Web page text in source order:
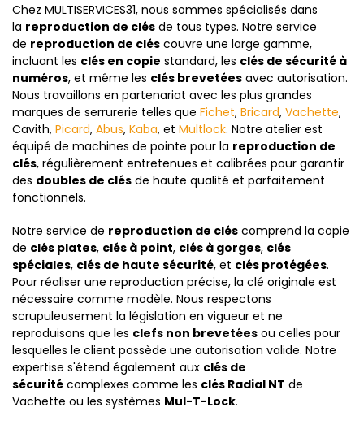
Chez MULTISERVICES31, nous sommes spécialisés dans
la reproduction de clés de tous types. Notre service
de reproduction de clés couvre une large gamme,
incluant les clés en copie standard, les clés de sécurité à
numéros, et même les clés brevetées avec autorisation.
Nous travaillons en partenariat avec les plus grandes
marques de serrurerie telles que Fichet, Bricard, Vachette,
Cavith, Picard, Abus, Kaba, et Multlock. Notre atelier est
équipé de machines de pointe pour la reproduction de
clés, régulièrement entretenues et calibrées pour garantir
des doubles de clés de haute qualité et parfaitement
fonctionnels.
Notre service de reproduction de clés comprend la copie
de clés plates, clés à point, clés à gorges, clés
spéciales, clés de haute sécurité, et clés protégées.
Pour réaliser une reproduction précise, la clé originale est
nécessaire comme modèle. Nous respectons
scrupuleusement la législation en vigueur et ne
reproduisons que les clefs non brevetées ou celles pour
lesquelles le client possède une autorisation valide. Notre
expertise s'étend également aux clés de
sécurité complexes comme les clés Radial NT de
Vachette ou les systèmes Mul-T-Lock.